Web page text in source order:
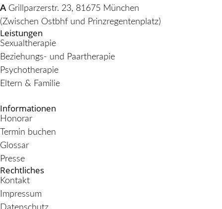
A Grillparzerstr. 23, 81675 München
(Zwischen Ostbhf und Prinzregentenplatz)
Leistungen
Sexualtherapie
Beziehungs- und Paartherapie
Psychotherapie
Eltern & Familie
Informationen
Honorar
Termin buchen
Glossar
Presse
Rechtliches
Kontakt
Impressum